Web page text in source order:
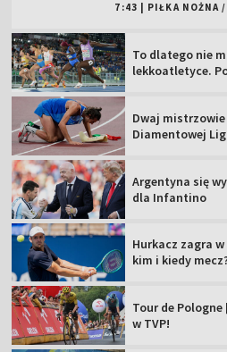
7:43 PIŁKA NOŻNA /
To dlatego nie
lekkoatletyce.
Dwaj
Diamentowej
Argentyna się
dla Infantino
Hurkacz zagra
kim i kiedy
Tour de Pologne
w TVP!